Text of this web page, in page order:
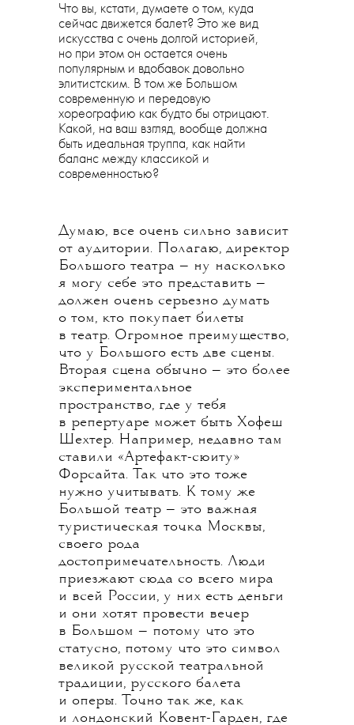
Что вы, кстати, думаете о том, куда
сейчас движется балет? Это же вид
искусства с очень долгой историей,
но при этом он остается очень
популярным и вдобавок довольно
элитистским. В том же Большом
современную и передовую
хореографию как будто бы отрицают.
Какой, на ваш взгляд, вообще должна
быть идеальная труппа, как найти
баланс между классикой и
современностью?
Думаю, все очень сильно зависит
от аудитории. Полагаю, директор
Большого театра — ну насколько
я могу себе это представить —
должен очень серьезно думать
о том, кто покупает билеты
в театр. Огромное преимущество,
что у Большого есть две сцены.
Вторая сцена обычно — это более
экспериментальное
пространство, где у тебя
в репертуаре может быть Хофеш
Шехтер. Например, недавно там
ставили «Артефакт-сюиту»
Форсайта. Так что это тоже
нужно учитывать. К тому же
Большой театр — это важная
туристическая точка Москвы,
своего рода
достопримечательность. Люди
приезжают сюда со всего мира
и всей России, у них есть деньги
и они хотят провести вечер
в Большом — потому что это
статусно, потому что это символ
великой русской театральной
традиции, русского балета
и оперы. Точно так же, как
и лондонский Ковент-Гарден, где